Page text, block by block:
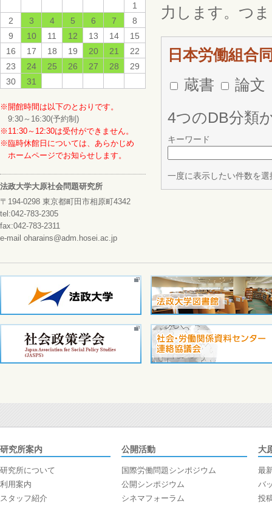
1
2
3 4 5 6 7
8
9
10 11 12 13 14
15
16
17 18 19 20 21
22
23
24 25 26 27 28
29
30
31
※開館時間は以下のとおりです。
9:30～16:30(予約制)
※11:30～12:30は受付ができません。
※臨時休館日については、あらかじめ
ホームページでお知らせします。
法政大学大原社会問題研究所
〒194-0298 東京都町田市相原町4342
tel:042-783-2305
fax:042-783-2311
e-mail oharains@adm.hosei.ac.jp
力します。つ
日本労働組合
蔵書
論文
4つのDB分類
キーワード
一度に表示したい件数を
研究所案内
研究所について
利用案内
スタッフ紹介
公開活動
国際労働問題シンポジウム
公開シンポジウム
シネマフォーラム
大
最
バ
投